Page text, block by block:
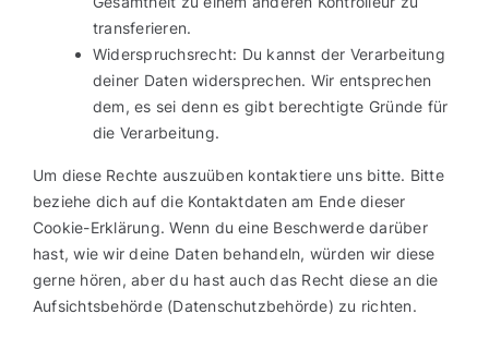
transferieren.
Widerspruchsrecht: Du kannst der Verarbeitung
deiner Daten widersprechen. Wir entsprechen
dem, es sei denn es gibt berechtigte Gründe für
die Verarbeitung.
Um diese Rechte auszuüben kontaktiere uns bitte. Bitte
beziehe dich auf die Kontaktdaten am Ende dieser
Cookie-Erklärung. Wenn du eine Beschwerde darüber
hast, wie wir deine Daten behandeln, würden wir diese
gerne hören, aber du hast auch das Recht diese an die
Aufsichtsbehörde (Datenschutzbehörde) zu richten.